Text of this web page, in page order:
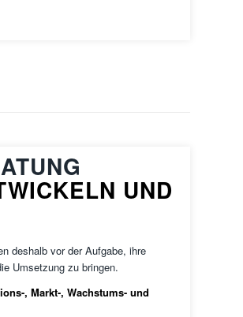
UND
deshalb vor der Aufgabe, ihre
Umsetzung zu bringen.
, Markt-, Wachstums- und